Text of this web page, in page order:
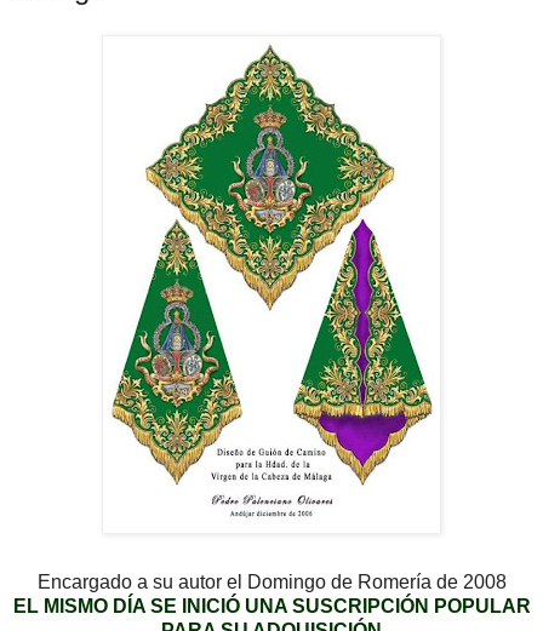
Encargado a su autor el Domingo de Romería de 2008
EL MISMO DÍA SE INICIÓ UNA SUSCRIPCIÓN POPULAR